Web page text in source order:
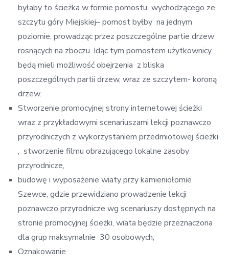
byłaby to ścieżka w formie pomostu wychodzącego ze
szczytu góry Miejskiej– pomost byłby na jednym
poziomie, prowadząc przez poszczególne partie drzew
rosnących na zboczu. Idąc tym pomostem użytkownicy
będą mieli możliwość obejrzenia z bliska
poszczególnych partii drzew, wraz ze szczytem- koroną
drzew.
Stworzenie promocyjnej strony internetowej ścieżki
wraz z przykładowymi scenariuszami lekcji poznawczo
przyrodniczych z wykorzystaniem przedmiotowej ścieżki
, stworzenie filmu obrazującego lokalne zasoby
przyrodnicze,
budowę i wyposażenie wiaty przy kamieniołomie
Szewce, gdzie przewidziano prowadzenie lekcji
poznawczo przyrodnicze wg scenariuszy dostępnych na
stronie promocyjnej ścieżki, wiata będzie przeznaczona
dla grup maksymalnie 30 osobowych,
Oznakowanie